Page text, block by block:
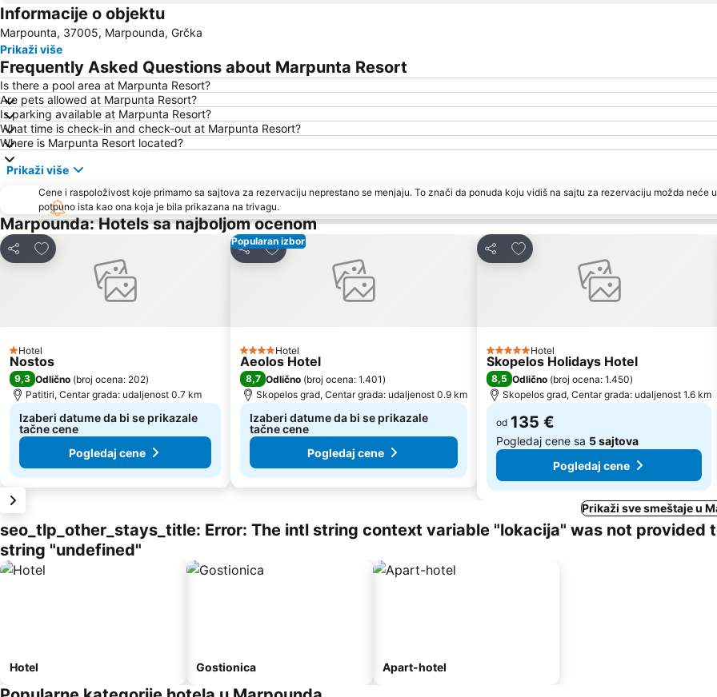
Informacije o objektu
Marpounta, 37005, Marpounda, Grčka
Prikaži više
Frequently Asked Questions about Marpunta Resort
Is there a pool area at Marpunta Resort?
Are pets allowed at Marpunta Resort?
Is parking available at Marpunta Resort?
What time is check-in and check-out at Marpunta Resort?
Where is Marpunta Resort located?
Prikaži više
Cene i raspoloživost koje primamo sa sajtova za rezervaciju neprestano se menjaju. To znači da ponuda koju vidiš na sajtu za rezervaciju možda neće
potpuno ista kao ona koja je bila prikazana na trivagu.
Marpounda: Hotels sa najboljom ocenom
Deli
Dodati u favorite
1 Zvezdice
Hotel
Nostos
9,3 Odlično (broj ocena: 202)
Patitiri, Centar grada: udaljenost 0.7 km
Izaberi datume da bi se prikazale
tačne cene
Pogledaj cene
Popularan izbor
Deli
Dodati u favorite
4 Zvezdice
Hotel
Aeolos Hotel
8,7 Odlično (broj ocena: 1.401)
Skopelos grad, Centar grada: udaljenost 0.9 km
Izaberi datume da bi se prikazale
tačne cene
Pogledaj cene
Deli
Dodati u favorite
5 Zvezdice
Hotel
Skopelos Holidays Hotel
8,5 Odlično (broj ocena: 1.450)
Skopelos grad, Centar grada: udaljenost 1.6 km
od 135 €
Pogledaj cene sa 5 sajtova
Pogledaj cene
Prikaži sve smeštaje u
seo_tlp_other_stays_title: Error: The intl string context variable "lokacija" was not provided
string "undefined"
Hotel Gostionica Apart-hotel